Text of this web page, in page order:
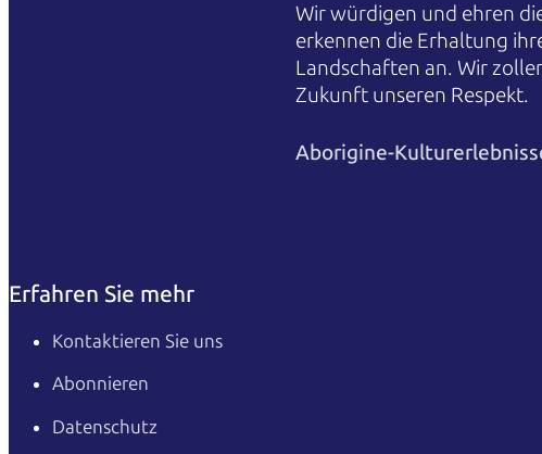
Wir würdigen und ehren
erkennen die Erhaltung
Landschaften an. Wir
Zukunft unseren Respekt.
Aborigine-
Erfahren Sie mehr
Kontaktieren Sie uns
Abonnieren
Datenschutz